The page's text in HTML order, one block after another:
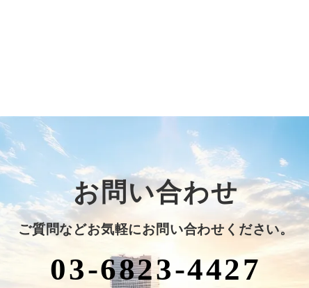
お問い合わせ
ご質問などお気軽にお問い合わせください。
03-6823-4427